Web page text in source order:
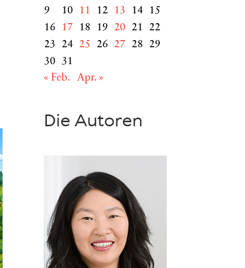
9
10 11 12 13 14
15
16
17 18 19 20 21
22
23
24 25 26 27 28
29
30
31
« Feb.
Apr. »
Die Autoren